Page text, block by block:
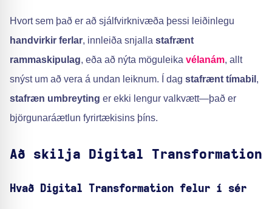
Hvort sem það er að sjálfvirknivæða þessi leiðinlegu
handvirkir ferlar, innleiða snjalla stafrænt
rammaskipulag, eða að nýta möguleika vélanám, allt
snýst um að vera á undan leiknum. Í dag stafrænt tímabil ,
stafræn umbreyting er ekki lengur valkvætt—það er
björgunaráætlun fyrirtækisins þíns.
Að skilja Digital Transformation
Hvað Digital Transformation felur í sér